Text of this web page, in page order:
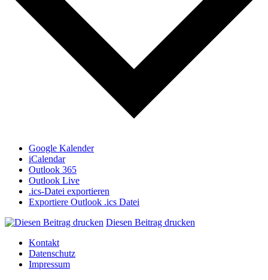
Google Kalender
iCalendar
Outlook 365
Outlook Live
.ics-Datei exportieren
Exportiere Outlook .ics Datei
Diesen Beitrag drucken
Kontakt
Datenschutz
Impressum